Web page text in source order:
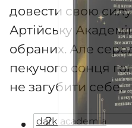
довести свою силу
Артійську
обраних. Але
пекучого сонця
не загубити себе.
dark academia